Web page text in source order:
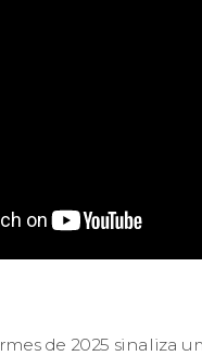
de 2025 sinaliza